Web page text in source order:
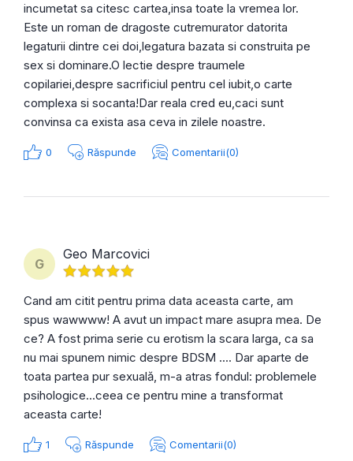
incumetat sa citesc cartea,insa toate la vremea lor.
Este un roman de dragoste cutremurator datorita
legaturii dintre cei doi,legatura bazata si construita pe
sex si dominare.O lectie despre traumele
copilariei,despre sacrificiul pentru cel iubit,o carte
complexa si socanta!Dar reala cred eu,caci sunt
convinsa ca exista asa ceva in zilele noastre.
0 Răspunde Comentarii(0)
G
Geo Marcovici
Cand am citit pentru prima data aceasta carte, am
spus wawwww! A avut un impact mare asupra mea. De
ce? A fost prima serie cu erotism la scara larga, ca sa
nu mai spunem nimic despre BDSM .... Dar aparte de
toata partea pur sexuală, m-a atras fondul: problemele
psihologice...ceea ce pentru mine a transformat
aceasta carte!
1 Răspunde Comentarii(0)